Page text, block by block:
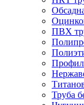
ПВХ
Труба